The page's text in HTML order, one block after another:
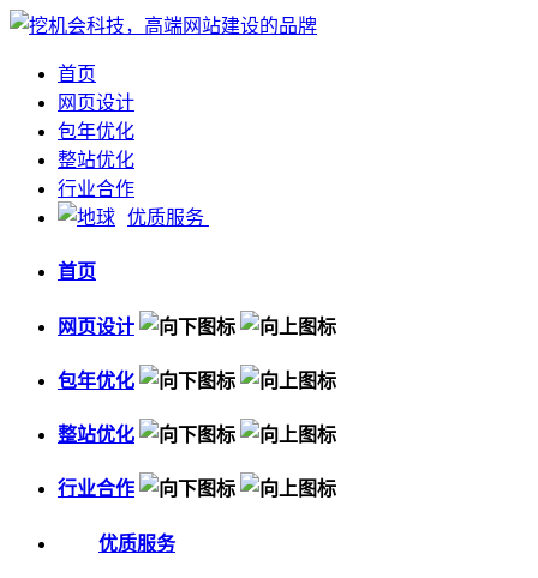
首页
网页设计
包年优化
整站优化
行业合作
优质服务
首页
网页设计
包年优化
整站优化
行业合作
优质服务